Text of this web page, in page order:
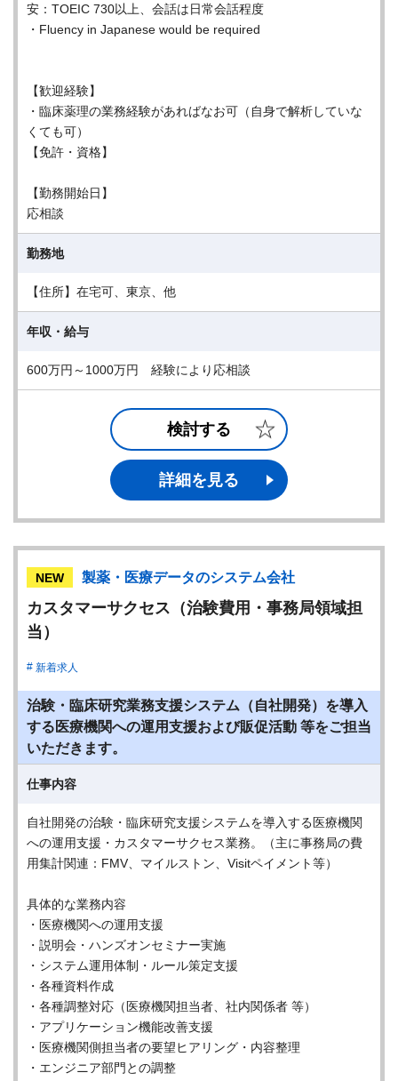
安：TOEIC 730以上、会話は日常会話程度
・Fluency in Japanese would be required
【歓迎経験】
・臨床薬理の業務経験があればなお可（自身で解析していな
くても可）
【免許・資格】
【勤務開始日】
応相談
勤務地
【住所】在宅可、東京、他
年収・給与
600万円～1000万円 経験により応相談
検討する
詳細を見る
NEW 製薬・医療データのシステム会社
カスタマーサクセス（治験費用・事務局領域担
当）
新着求人
治験・臨床研究業務支援システム（自社開発）を導入
する医療機関への運用支援および販促活動 等をご担当
いただきます。
仕事内容
自社開発の治験・臨床研究支援システムを導入する医療機関
への運用支援・カスタマーサクセス業務。（主に事務局の費
用集計関連：FMV、マイルストン、Visitペイメント等）
具体的な業務内容
・医療機関への運用支援
・説明会・ハンズオンセミナー実施
・システム運用体制・ルール策定支援
・各種資料作成
・各種調整対応（医療機関担当者、社内関係者 等）
・アプリケーション機能改善支援
・医療機関側担当者の要望ヒアリング・内容整理
・エンジニア部門との調整